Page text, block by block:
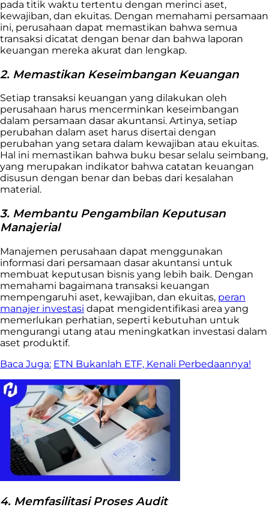
pada titik waktu tertentu dengan merinci aset,
kewajiban, dan ekuitas. Dengan memahami persamaan
ini, perusahaan dapat memastikan bahwa semua
transaksi dicatat dengan benar dan bahwa laporan
keuangan mereka akurat dan lengkap.
2. Memastikan Keseimbangan Keuangan
Setiap transaksi keuangan yang dilakukan oleh
perusahaan harus mencerminkan keseimbangan
dalam persamaan dasar akuntansi. Artinya, setiap
perubahan dalam aset harus disertai dengan
perubahan yang setara dalam kewajiban atau ekuitas.
Hal ini memastikan bahwa buku besar selalu seimbang,
yang merupakan indikator bahwa catatan keuangan
disusun dengan benar dan bebas dari kesalahan
material.
3. Membantu Pengambilan Keputusan
Manajerial
Manajemen perusahaan dapat menggunakan
informasi dari persamaan dasar akuntansi untuk
membuat keputusan bisnis yang lebih baik. Dengan
memahami bagaimana transaksi keuangan
mempengaruhi aset, kewajiban, dan ekuitas, peran
manajer investasi dapat mengidentifikasi area yang
memerlukan perhatian, seperti kebutuhan untuk
mengurangi utang atau meningkatkan investasi dalam
aset produktif.
Baca Juga: ETN Bukanlah ETF, Kenali Perbedaannya!
4. Memfasilitasi Proses Audit